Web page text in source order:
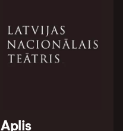
Aplis